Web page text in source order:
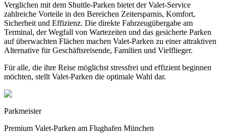
Verglichen mit dem Shuttle-Parken bietet der Valet-Service
zahlreiche Vorteile in den Bereichen Zeitersparnis, Komfort,
Sicherheit und Effizienz. Die direkte Fahrzeugübergabe am
Terminal, der Wegfall von Wartezeiten und das gesicherte Parken
auf überwachten Flächen machen Valet-Parken zu einer attraktiven
Alternative für Geschäftsreisende, Familien und Vielflieger.
Für alle, die ihre Reise möglichst stressfrei und effizient beginnen
möchten, stellt Valet-Parken die optimale Wahl dar.
Parkmeister
Premium Valet-Parken am Flughafen München